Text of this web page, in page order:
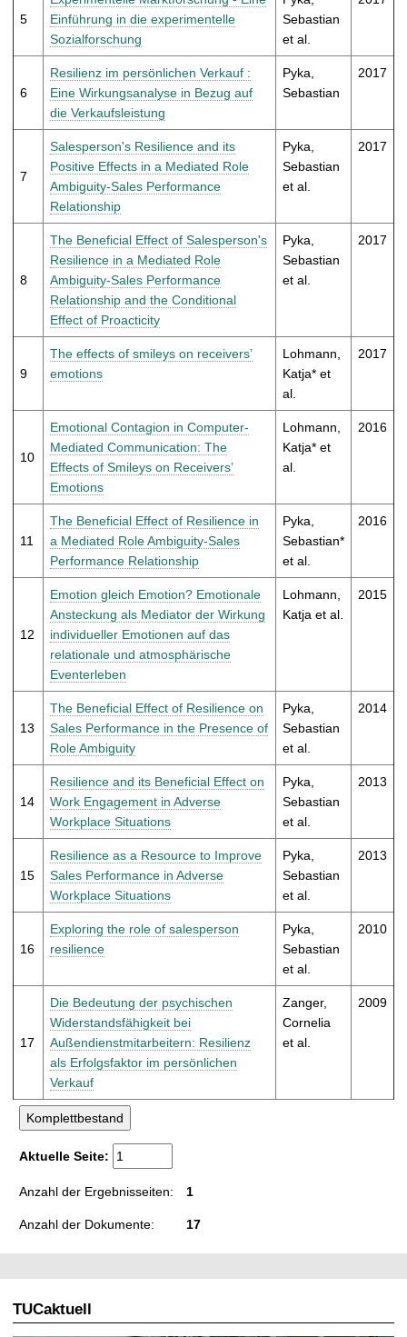
5
Einführung in die experimentelle
Sozialforschung
Sebastian
et al.
6
Resilienz im persönlichen Verkauf :
Eine Wirkungsanalyse in Bezug auf
die Verkaufsleistung
Pyka,
Sebastian
2017
7
Salesperson's Resilience and its
Positive Effects in a Mediated Role
Ambiguity-Sales Performance
Relationship
Pyka,
Sebastian
et al.
2017
8
The Beneficial Effect of Salesperson's
Resilience in a Mediated Role
Ambiguity-Sales Performance
Relationship and the Conditional
Effect of Proacticity
Pyka,
Sebastian
et al.
2017
9
The effects of smileys on receivers’
emotions
Lohmann,
Katja* et
al.
2017
10
Emotional Contagion in Computer-
Mediated Communication: The
Effects of Smileys on Receivers’
Emotions
Lohmann,
Katja* et
al.
2016
11
The Beneficial Effect of Resilience in
a Mediated Role Ambiguity-Sales
Performance Relationship
Pyka,
Sebastian*
et al.
2016
12
Emotion gleich Emotion? Emotionale
Ansteckung als Mediator der Wirkung
individueller Emotionen auf das
relationale und atmosphärische
Eventerleben
Lohmann,
Katja et al.
2015
13
The Beneficial Effect of Resilience on
Sales Performance in the Presence of
Role Ambiguity
Pyka,
Sebastian
et al.
2014
14
Resilience and its Beneficial Effect on
Work Engagement in Adverse
Workplace Situations
Pyka,
Sebastian
et al.
2013
15
Resilience as a Resource to Improve
Sales Performance in Adverse
Workplace Situations
Pyka,
Sebastian
et al.
2013
16
Exploring the role of salesperson
resilience
Pyka,
Sebastian
et al.
2010
17
Die Bedeutung der psychischen
Widerstandsfähigkeit bei
Außendienstmitarbeitern: Resilienz
als Erfolgsfaktor im persönlichen
Verkauf
Zanger,
Cornelia
et al.
2009
Aktuelle Seite:
Anzahl der Ergebnisseiten: 1
Anzahl der Dokumente: 17
TUCaktuell